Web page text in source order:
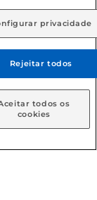
receber
Loja
line é de R$
privacidade
Rejeitar todos
todos os
cookies